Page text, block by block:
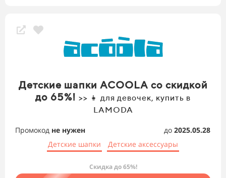
Детские шапки ACOOLA со скидкой
до 65%! >> 👧 для девочек, купить в
LAMODA
Промокод не нужен до 2025.05.28
Детские шапки
Детские аксессуары
Скидка до 65%!